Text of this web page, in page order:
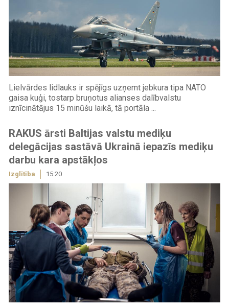
Lielvārdes lidlauks ir spējīgs uzņemt jebkura tipa NATO
gaisa kuģi, tostarp bruņotus alianses dalībvalstu
iznīcinātājus 15 minūšu laikā, tā portāla ...
RAKUS ārsti Baltijas valstu mediķu
delegācijas sastāvā Ukrainā iepazīs mediķu
darbu kara apstākļos
Izglītība 15:20